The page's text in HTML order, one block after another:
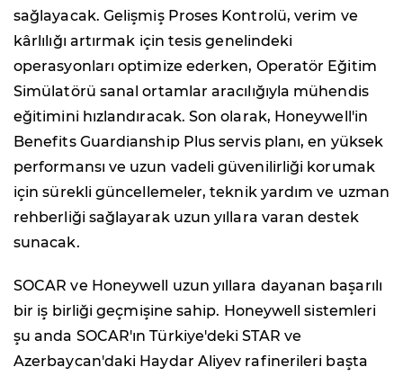
sağlayacak. Gelişmiş Proses Kontrolü, verim ve
kârlılığı artırmak için tesis genelindeki
operasyonları optimize ederken, Operatör Eğitim
Simülatörü sanal ortamlar aracılığıyla mühendis
eğitimini hızlandıracak. Son olarak, Honeywell'in
Benefits Guardianship Plus servis planı, en yüksek
performansı ve uzun vadeli güvenilirliği korumak
için sürekli güncellemeler, teknik yardım ve uzman
rehberliği sağlayarak uzun yıllara varan destek
sunacak.
SOCAR ve Honeywell uzun yıllara dayanan başarılı
bir iş birliği geçmişine sahip. Honeywell sistemleri
şu anda SOCAR'ın Türkiye'deki STAR ve
Azerbaycan'daki Haydar Aliyev rafinerileri başta